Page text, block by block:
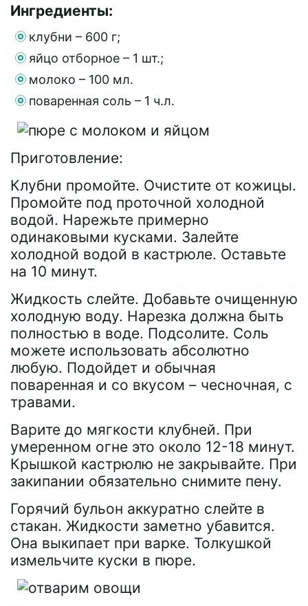
Ингредиенты:
клубни – 600 г;
яйцо отборное – 1 шт.;
молоко – 100 мл.
поваренная соль – 1 ч.л.
Приготовление:
Клубни промойте. Очистите от кожицы.
Промойте под проточной холодной
водой. Нарежьте примерно
одинаковыми кусками. Залейте
холодной водой в кастрюле. Оставьте
на 10 минут.
Жидкость слейте. Добавьте очищенную
холодную воду. Нарезка должна быть
полностью в воде. Подсолите. Соль
можете использовать абсолютно
любую. Подойдет и обычная
поваренная и со вкусом – чесночная, с
травами.
Варите до мягкости клубней. При
умеренном огне это около 12-18 минут.
Крышкой кастрюлю не закрывайте. При
закипании обязательно снимите пену.
Горячий бульон аккуратно слейте в
стакан. Жидкости заметно убавится.
Она выкипает при варке. Толкушкой
измельчите куски в пюре.